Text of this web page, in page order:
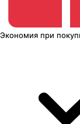
Экономия при